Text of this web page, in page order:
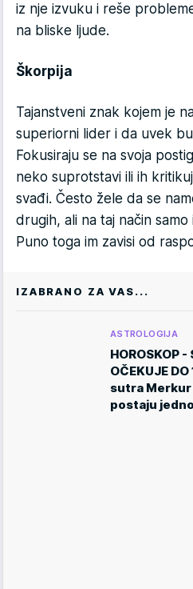
iz nje izvuku i reše
na bliske ljude.
Škorpija
Tajanstveni znak kojem je
superiorni lider i da uvek
Fokusiraju se na svoja
neko suprotstavi ili ih
svađi. Često žele da se
drugih, ali na taj način
Puno toga im zavisi od
IZABRANO ZA VAS...
ASTROLOGIJA
HOROSKOP
OČEKUJE
sutra Merkur
postaju jedno